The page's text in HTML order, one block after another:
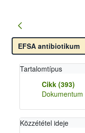
Tartalomtípus
Cikk (393)
Dokumentum
Közzététel ideje